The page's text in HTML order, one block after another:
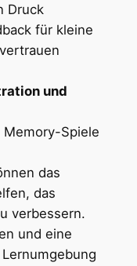
Druck
für kleine
und
Spiele
das
das
verbessern.
und eine